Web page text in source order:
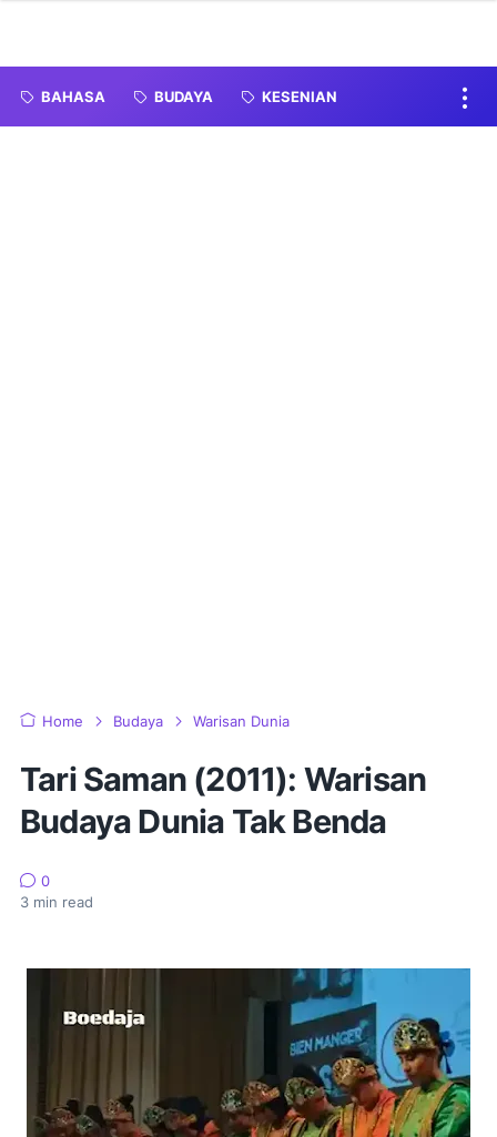
BAHASA BUDAYA KESENIAN
Home Budaya Warisan Dunia
Tari Saman (2011): Warisan
Budaya Dunia Tak Benda
0
3 min read